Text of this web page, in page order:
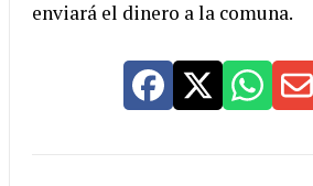
enviará el dinero a la comuna.